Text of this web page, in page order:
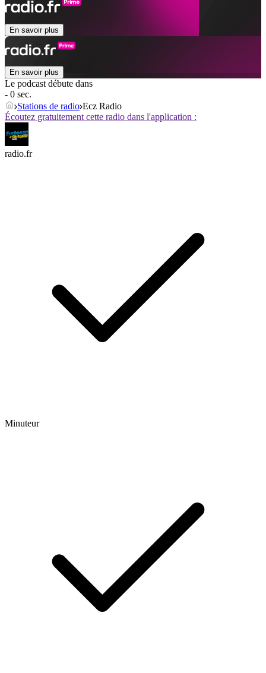
En savoir plus
En savoir plus
Le podcast débute dans
- 0 sec.
Stations de radio Ecz Radio
Écoutez gratuitement cette radio dans l'application :
radio.fr
Minuteur